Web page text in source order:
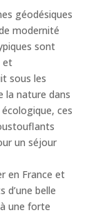
géodésiques
modernité
sont
et
sous les
la nature dans
ces
un séjour
en France et
d’une belle
une forte